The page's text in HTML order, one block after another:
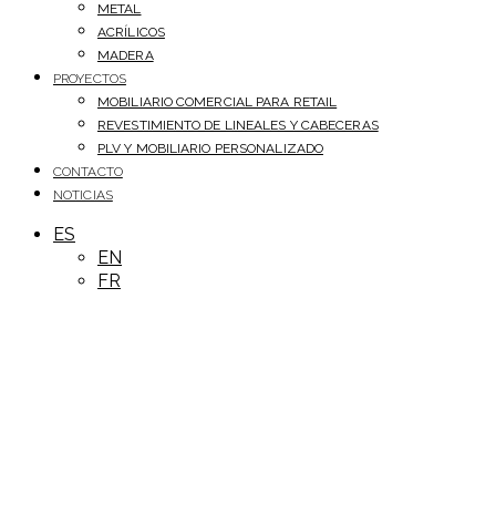
METAL
ACRÍLICOS
MADERA
PROYECTOS
MOBILIARIO COMERCIAL PARA RETAIL
REVESTIMIENTO DE LINEALES Y CABECERAS
PLV Y MOBILIARIO PERSONALIZADO
CONTACTO
NOTICIAS
ES
EN
FR